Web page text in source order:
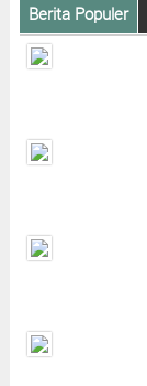
Berita Populer